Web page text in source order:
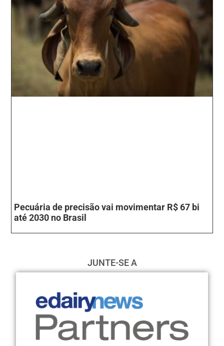
Pecuária de precisão vai movimentar R$ 67 bi
até 2030 no Brasil
JUNTE-SE A